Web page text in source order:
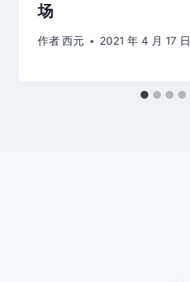
场
作者西元 2021 年 4 月 17 日